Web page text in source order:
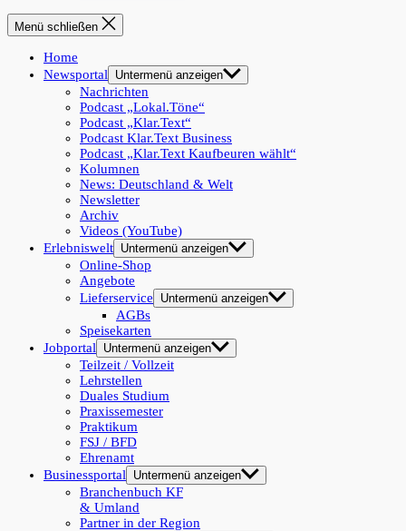
Menü schließen
Home
Newsportal
Untermenü anzeigen
Nachrichten
Podcast „Lokal.Töne“
Podcast „Klar.Text“
Podcast Klar.Text Business
Podcast „Klar.Text Kaufbeuren wählt“
Kolumnen
News: Deutschland & Welt
Newsletter
Archiv
Videos (YouTube)
Erlebniswelt Untermenü anzeigen
Online-Shop
Angebote
Lieferservice
Untermenü anzeigen
AGBs
Speisekarten
Jobportal
Untermenü anzeigen
Teilzeit / Vollzeit
Lehrstellen
Duales Studium
Praxissemester
Praktikum
FSJ / BFD
Ehrenamt
Businessportal
Untermenü anzeigen
Branchenbuch KF
& Umland
Partner in der Region